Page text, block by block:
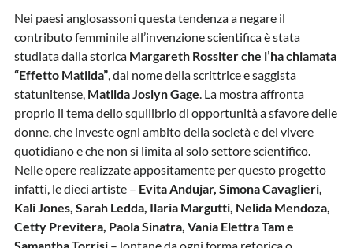
Nei paesi anglosassoni questa tendenza a negare il
contributo femminile all’invenzione scientifica è stata
studiata dalla storica Margareth Rossiter che l’ha chiamata
“Effetto Matilda”, dal nome della scrittrice e saggista
statunitense, Matilda Joslyn Gage. La mostra affronta
proprio il tema dello squilibrio di opportunità a sfavore delle
donne, che investe ogni ambito della società e del vivere
quotidiano e che non si limita al solo settore scientifico.
Nelle opere realizzate appositamente per questo progetto
infatti, le dieci artiste – Evita Andujar, Simona Cavaglieri,
Kali Jones, Sarah Ledda, Ilaria Margutti, Nelida Mendoza,
Cetty Previtera, Paola Sinatra, Vania Elettra Tam e